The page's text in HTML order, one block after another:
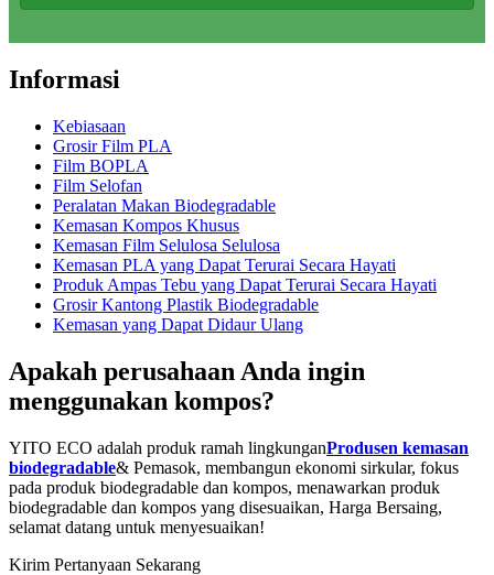
Informasi
Kebiasaan
Grosir Film PLA
Film BOPLA
Film Selofan
Peralatan Makan Biodegradable
Kemasan Kompos Khusus
Kemasan Film Selulosa Selulosa
Kemasan PLA yang Dapat Terurai Secara Hayati
Produk Ampas Tebu yang Dapat Terurai Secara Hayati
Grosir Kantong Plastik Biodegradable
Kemasan yang Dapat Didaur Ulang
Apakah perusahaan Anda ingin
menggunakan kompos?
YITO ECO adalah produk ramah lingkunganProdusen kemasan
biodegradable& Pemasok, membangun ekonomi sirkular, fokus
pada produk biodegradable dan kompos, menawarkan produk
biodegradable dan kompos yang disesuaikan, Harga Bersaing,
selamat datang untuk menyesuaikan!
Kirim Pertanyaan Sekarang